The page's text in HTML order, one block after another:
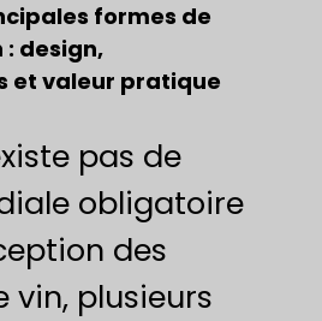
formes de
: design,
et valeur pratique
pas de
obligatoire
des
vin, plusieurs